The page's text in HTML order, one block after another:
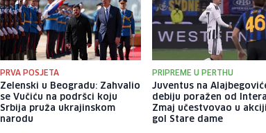
PRVA POSJETA
Zelenski u Beogradu: Zahvalio
se Vučiću na podršci koju
Srbija pruža ukrajinskom
narodu
PRIPREME U PERTHU
Juventus na
debiju poražen od
Zmaj učestvovao u
gol Stare dame